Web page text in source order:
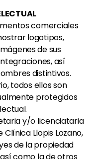
comerciales
logotipos,
de sus
así
distintivos.
todos ellos son
protegidos
y/o licenciataria
Llopis Lozano,
de la propiedad